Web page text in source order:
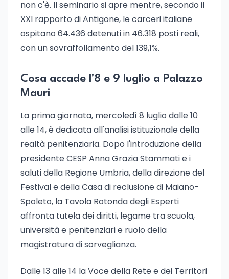
non c'è. Il seminario si apre mentre, secondo il
XXI rapporto di Antigone, le carceri italiane
ospitano 64.436 detenuti in 46.318 posti reali,
con un sovraffollamento del 139,1%.
Cosa accade l'8 e 9 luglio a Palazzo
Mauri
La prima giornata, mercoledì 8 luglio dalle 10
alle 14, è dedicata all'analisi istituzionale della
realtà penitenziaria. Dopo l'introduzione della
presidente CESP Anna Grazia Stammati e i
saluti della Regione Umbria, della direzione del
Festival e della Casa di reclusione di Maiano-
Spoleto, la Tavola Rotonda degli Esperti
affronta tutela dei diritti, legame tra scuola,
università e penitenziari e ruolo della
magistratura di sorveglianza.
Dalle 13 alle 14 la Voce della Rete e dei Territori